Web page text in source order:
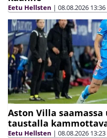
Eetu Hellsten | 08.08.2026 13:36
Aston Villa
taustalla
Eetu Hellsten | 08.08.2026 13:23